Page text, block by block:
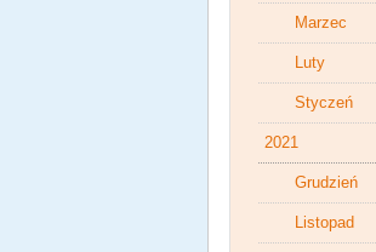
Marzec
Luty
Styczeń
2021
Grudzień
Listopad